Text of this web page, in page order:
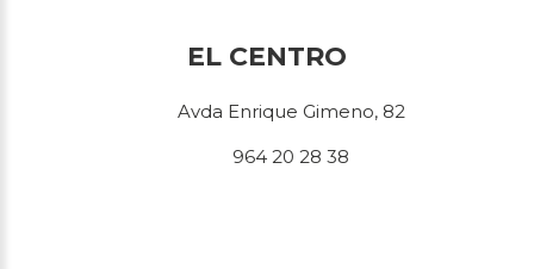
EL CENTRO
Avda Enrique Gimeno, 82
964 20 28 38